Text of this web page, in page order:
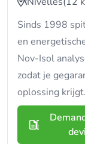
Sinds 1998
en
Nov-Isol
zodat je
oplossing krijgt.